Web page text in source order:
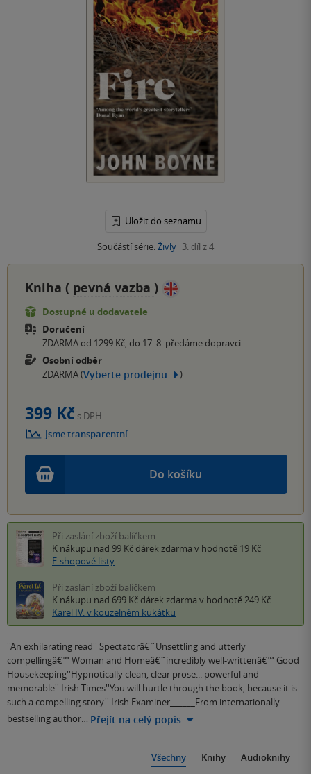
Uložit do seznamu
Součástí série:Živly 3. díl z 4
Kniha ( pevná vazba )
Dostupné u dodavatele
Doručení
ZDARMA od 1299 Kč, do 17. 8. předáme dopravci
Osobní odběr
ZDARMA (Vyberte prodejnu )
Do košíku
399 Kč s DPH
Jsme transparentní
Při zaslání zboží balíčkem
K nákupu nad 99 Kč dárek zdarma v hodnotě 19 Kč
E-shopové listy
Při zaslání zboží balíčkem
K nákupu nad 699 Kč dárek zdarma v hodnotě 249 Kč
Karel IV. v kouzelném kukátku
''An exhilarating read'' Spectatorâ€˜Unsettling and utterly
compellingâ€™ Woman and Homeâ€˜incredibly well-writtenâ€™ Good
Housekeeping''Hypnotically clean, clear prose... powerful and
memorable'' Irish Times''You will hurtle through the book, because it is
such a compelling story'' Irish Examiner______From internationally
bestselling author… Přejít na celý popis
Všechny Knihy Audioknihy